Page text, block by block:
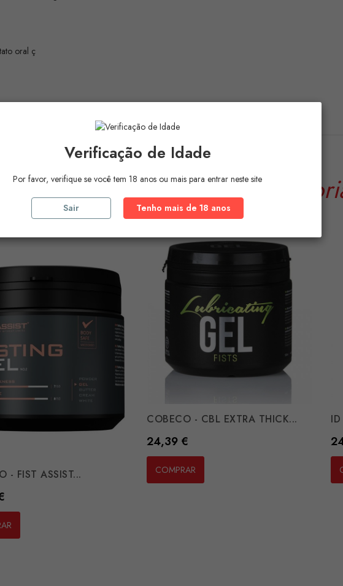
oral ç
Produtos NaMesma
- FIST ASSIST...
COBECO - CBL EXTRA THICK...
Preço
24,39 €
COMPRAR
Verificação de Idade
Por favor, verifique se você tem 18 anos ou mais para entrar neste site
Sair Tenho mais de 18 anos